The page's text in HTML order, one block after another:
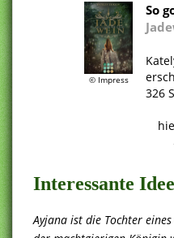
© Impress
So
326
Interessante
Ayjana ist die Tochter